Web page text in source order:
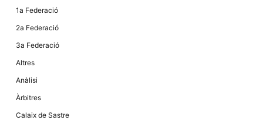
1a Federació
2a Federació
3a Federació
Altres
Anàlisi
Àrbitres
Calaix de Sastre